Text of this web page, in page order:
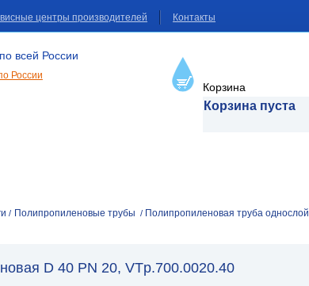
центры производителей Контакты
всей России
Корзина
Корзина пуста
/ Полипропиленовые трубы / Полипропиленовая труба
D 40 PN 20, VTp.700.0020.40